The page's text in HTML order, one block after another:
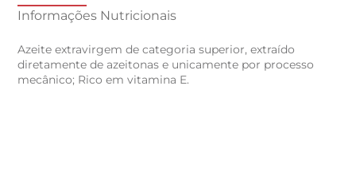
Informações Nutricionais
Azeite extravirgem de categoria superior, extraído
diretamente de azeitonas e unicamente por processo
mecânico; Rico em vitamina E.